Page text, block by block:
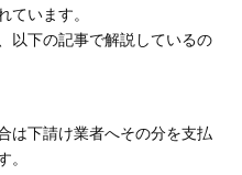
ています。
以下の記事で解説しているの
は下請け業者へその分を支払